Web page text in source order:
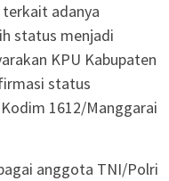
terkait adanya
status menjadi
KPU Kabupaten
status
1612/Manggarai
anggota TNI/Polri